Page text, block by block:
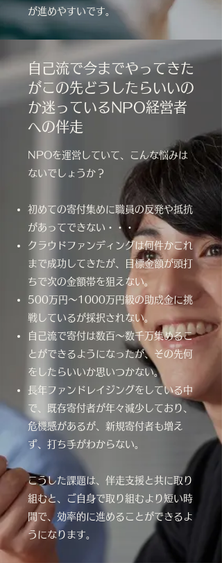
が進めやすいです。
自己流で今までやってきた
がこの先どうしたらいいの
か迷っているNPO経営者
への伴走
NPOを運営していて、こんな悩みは
ないでしょうか？
初めての寄付集めに職員の反発や抵抗
があってできない・・・
クラウドファンディングは何件かこれ
まで成功してきたが、目標金額が頭打
ちで次の金額帯を狙えない。
500万円～1000万円級の助成金に挑
戦しているが採択されない。
自己流で寄付は数百～数千万集めるこ
とができるようになったが、その先何
をしたらいいか思いつかない。
長年ファンドレイジングをしている中
で、既存寄付者が年々減少しており、
危機感があるが、新規寄付者も増え
ず、打ち手がわからない。
こうした課題は、伴走支援と共に取り
組むと、ご自身で取り組むより短い時
間で、効率的に進めることができるよ
うになります。